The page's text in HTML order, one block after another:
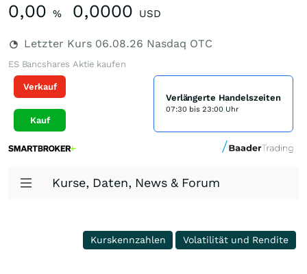
0,00 % 0,0000 USD
Letzter Kurs 06.08.26 Nasdaq OTC
ES Bancshares Aktie kaufen
Verkauf
Kauf
Verlängerte Handelszeiten
07:30 bis 23:00 Uhr
Kurse, Daten, News & Forum
Kurskennzahlen Volatilität und Rendite